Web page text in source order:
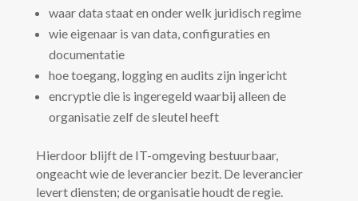
waar data staat en onder welk juridisch regime
wie eigenaar is van data, configuraties en
documentatie
hoe toegang, logging en audits zijn ingericht
encryptie die is ingeregeld waarbij alleen de
organisatie zelf de sleutel heeft
Hierdoor blijft de IT-omgeving bestuurbaar,
ongeacht wie de leverancier bezit. De leverancier
levert diensten; de organisatie houdt de regie.